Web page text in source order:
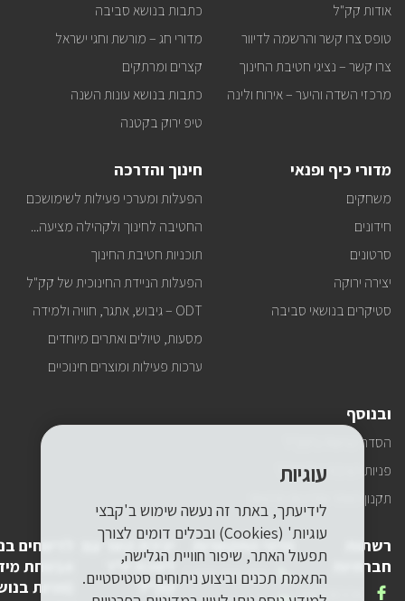
באתר
ישירות
למייל
אודות קק"ל
טופס צרו קשר והרשמה לדיוור
צרו קשר – נציגי חטיבת החינוך
מרכזי השדה והיער – אירוח ולינה
כתבות בנושא סביבה
מדורי חג – מורשת וחגי ישראל
קצרים ומרתקים
כתבות בנושא עונות השנה
טיפ ירוק בקטנה
מדורי כיף ופנאי
משחקים
חידונים
סרטונים
יצירה ירוקה
סטיקרים בנושאי סביבה
חינוך והדרכה
הפעלות ומערכי פעילות לשימושכם
החטיבה לחינוך ולקהילה מציעה...
תוכניות חטיבת החינוך
הפעלות הניידת החינוכית של קק"ל
ODT – גיבוש, אתגר, חוויה ולמידה
מסעות, טיולים ואתרים מיוחדים
ערכות פעילות ומוצרים חינוכיים
ובנוסף
הסדרי נגישות בקק"ל
פניות הציבור של קק"ל
תקנון האתר ומדיניות פרטיות
רשתות
חברתיות
FACEBOOK אנחנו
פרטי התקשרות
טלפון1-800-250-250
יצירת קשר עם
לשכת יו"ר
קק"ל
לדיווחים
אבטחת
(פניות
עוגיות
לידיעתך, באתר זה נעשה שימוש ב'קבצי
עוגיות' (Cookies) ובכלים דומים לצורך
תפעול האתר, שיפור חוויית הגלישה,
התאמת תכנים וביצוע ניתוחים סטטיסטיים.